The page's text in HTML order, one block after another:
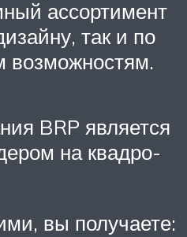
ассортимент
так и по
возможностям.
BRP является
на квадро-
вы получаете: